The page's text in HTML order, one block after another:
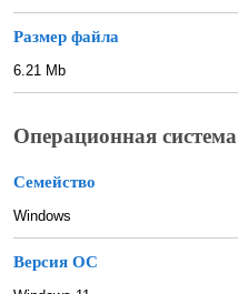
Размер файла
6.21 Mb
Операционная система
Семейство
Windows
Версия ОС